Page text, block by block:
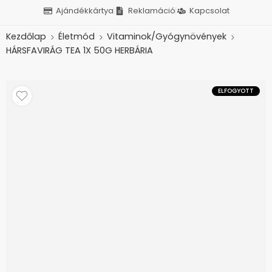
Ajándékkártya Reklamáció Kapcsolat
Kezdőlap Életmód
Vitaminok/Gyógynövények
HÁRSFAVIRÁG TEA 1X 50G HERBÁRIA
ELFOGYOTT